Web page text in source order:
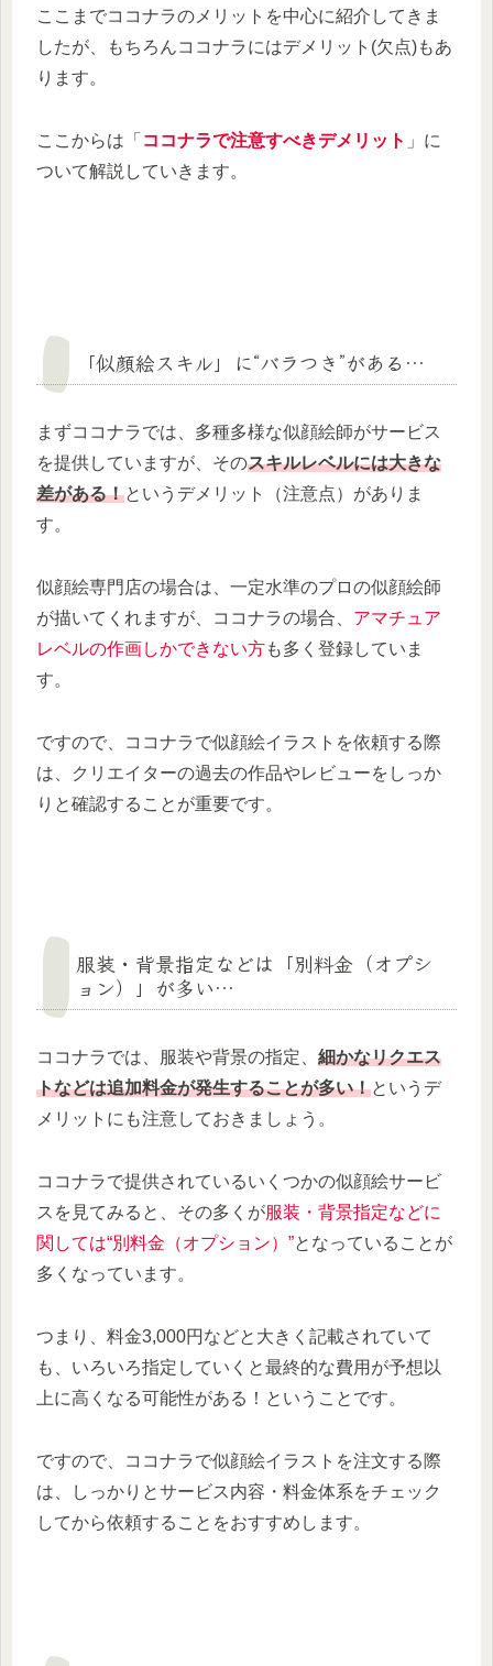
ここまでココナラのメリットを中心に紹介してきま
したが、もちろんココナラにはデメリット(欠点)もあ
ります。
ここからは「 ココナラで注意すべきデメリット 」に
ついて解説していきます。
「似顔絵スキル」に“バラつき”がある…
まずココナラでは、多種多様な似顔絵師がサービス
を提供していますが、そのスキルレベルには大きな
差がある！というデメリット（注意点）がありま
す。
似顔絵専門店の場合は、一定水準のプロの似顔絵師
が描いてくれますが、ココナラの場合、 アマチュア
レベルの作画しかできない方も多く登録していま
す。
ですので、ココナラで似顔絵イラストを依頼する際
は、クリエイターの過去の作品やレビューをしっか
りと確認することが重要です。
服装・背景指定などは「別料金（オプシ
ョン）」が多い…
ココナラでは、服装や背景の指定、 細かなリクエス
トなどは追加料金が発生することが多い！というデ
メリットにも注意しておきましょう。
ココナラで提供されているいくつかの似顔絵サービ
スを見てみると、その多くが服装・背景指定などに
関しては“別料金（オプション）”となっていることが
多くなっています。
つまり、料金3,000円などと大きく記載されていて
も、いろいろ指定していくと最終的な費用が予想以
上に高くなる可能性がある！ということです。
ですので、ココナラで似顔絵イラストを注文する際
は、しっかりとサービス内容・料金体系をチェック
してから依頼することをおすすめします。